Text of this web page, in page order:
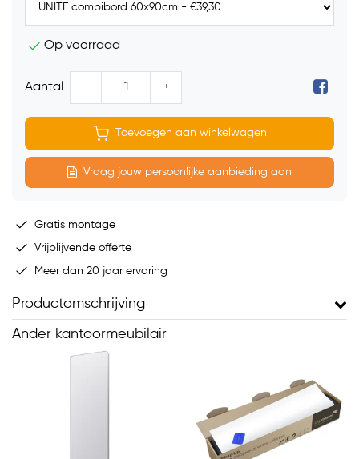
Op voorraad
Aantal - +
Toevoegen aan winkelwagen
Vraag jouw persoonlijke aanbieding aan
Gratis montage
Vrijblijvende offerte
Meer dan 20 jaar ervaring
Productomschrijving
Ander kantoormeubilair